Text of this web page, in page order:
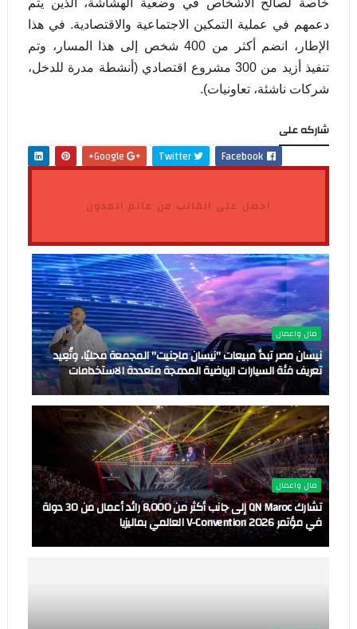
خاصة لصالح
الأشخاص في وضعية الهشاشة، الذين يتم
دعمهم في عملية التمكين
الاجتماعية والاقتصادية. في هذا
الإطار، انضم أكثر من 400 شخص إلى هذا المسار، وتم
تنفيذ أزيد من 300 مشروع اقتصادي (أنشطة مدرة للدخل،
شركات ناشئة، تعاونيات).
شاركه على
Facebook
Twitter
احصل على القالب من عالم المدون
مال واعمال
نيسان مصر تبدأ مبيعات "نيسان ماجنيت" المجمعة محليًا، وتُعِيد
تعريف فئة السيارات الرياضية المدمجة متعددة الاستخدامات
مال واعمال
تشارك QN Maroc إلى جانب أكثر من 8,000 رائد أعمال من 30 دولة
في مؤتمر V-Convention 2026 العالمي بماليزيا